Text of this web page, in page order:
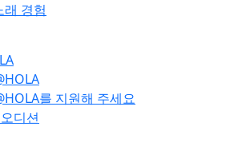
래 경험
를 지원해 주세요
디션